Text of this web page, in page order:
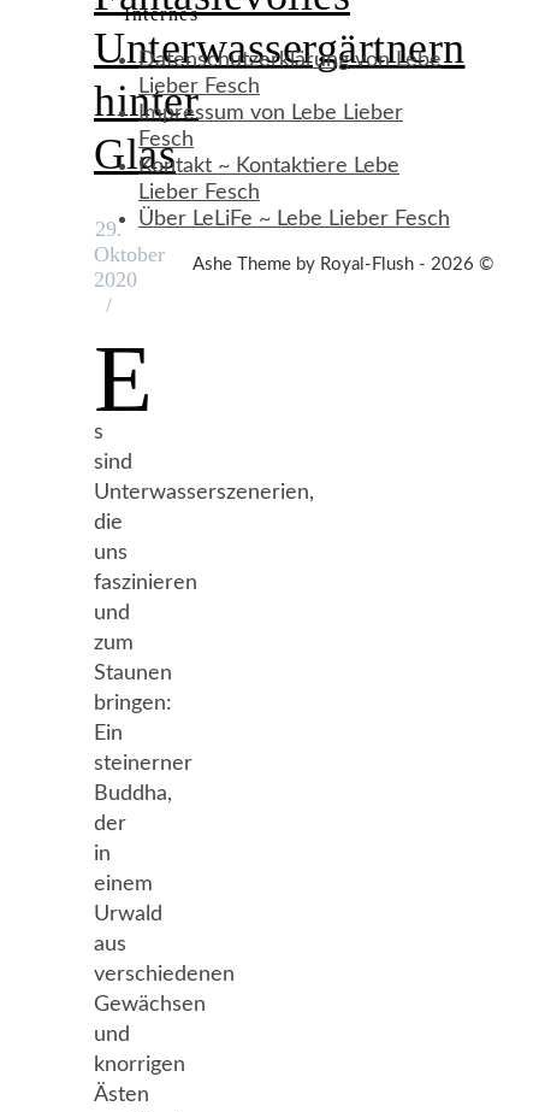
Unterwassergärtnern
hinter
Glas
29.
Oktober
2020
/
E
s
sind
Unterwasserszenerien,
die
uns
faszinieren
und
zum
Staunen
bringen:
Ein
steinerner
Buddha,
der
in
einem
Urwald
aus
verschiedenen
Gewächsen
und
knorrigen
Ästen
Internes
Datenschutzerklärung von Lebe
Lieber Fesch
Impressum von Lebe Lieber
Fesch
Kontakt ~ Kontaktiere Lebe
Lieber Fesch
Über LeLiFe ~ Lebe Lieber Fesch
Ashe Theme by Royal-Flush - 2026 ©